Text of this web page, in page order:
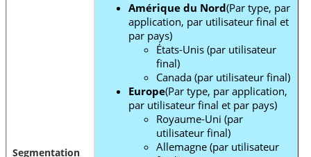
Segmentation
Amérique du Nord(Par type, par
application, par utilisateur final et
par pays)
États-Unis (par utilisateur
final)
Canada (par utilisateur final)
Europe(Par type, par application,
par utilisateur final et par pays)
Royaume-Uni (par
utilisateur final)
Allemagne (par utilisateur